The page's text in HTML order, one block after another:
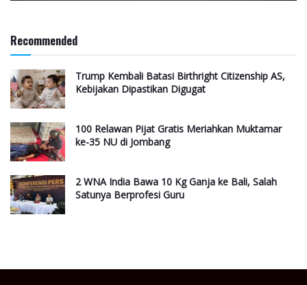
Recommended
Trump Kembali Batasi Birthright Citizenship AS,
Kebijakan Dipastikan Digugat
100 Relawan Pijat Gratis Meriahkan Muktamar
ke-35 NU di Jombang
2 WNA India Bawa 10 Kg Ganja ke Bali, Salah
Satunya Berprofesi Guru